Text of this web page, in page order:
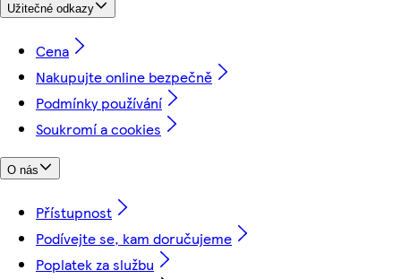
Užitečné odkazy
Cena
Nakupujte online bezpečně
Podmínky používání
Soukromí a cookies
O nás
Přístupnost
Podívejte se, kam doručujeme
Poplatek za službu